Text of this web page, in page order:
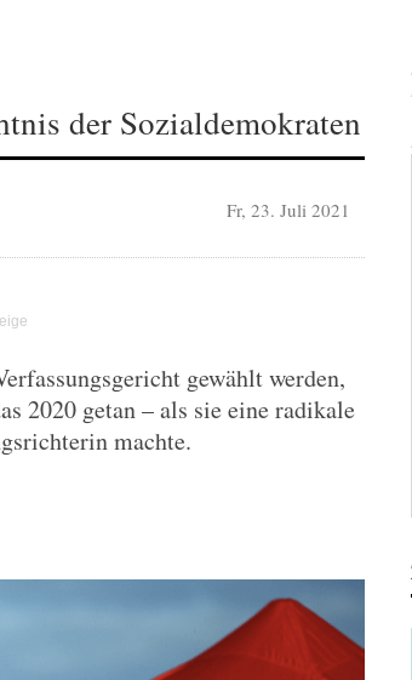
der Sozialdemokraten
Fr, 23. Juli 2021
gewählt werden,
2020 getan – als sie eine radikale
machte.